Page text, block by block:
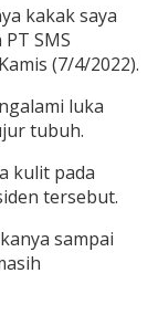
kakak saya
SMS
(7/4/2022).
luka
tubuh.
kulit pada
tersebut.
sampai